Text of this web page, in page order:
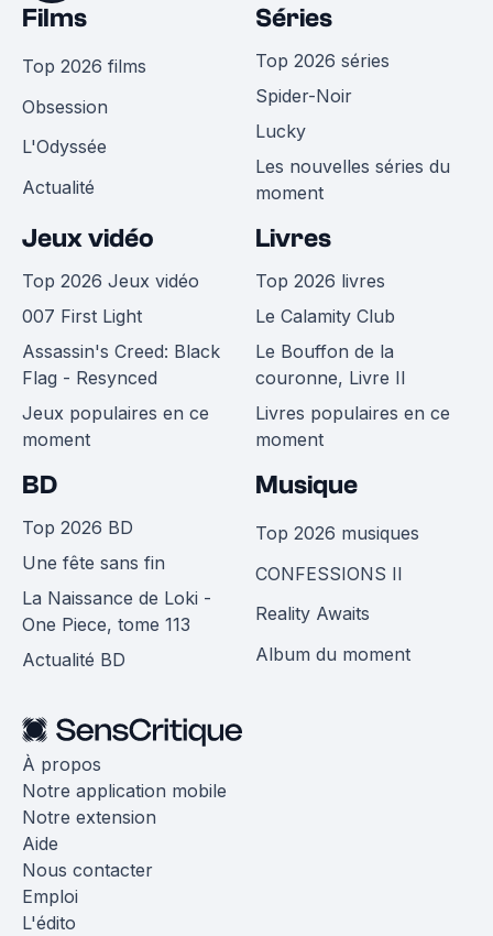
Films
Top 2026 films
Obsession
L'Odyssée
Actualité
Séries
Top 2026 séries
Spider-Noir
Lucky
Les nouvelles séries du
moment
Jeux vidéo
Top 2026 Jeux vidéo
007 First Light
Assassin's Creed: Black
Flag - Resynced
Jeux populaires en ce
moment
Livres
Top 2026 livres
Le Calamity Club
Le Bouffon de la
couronne, Livre II
Livres populaires en ce
moment
BD
Top 2026 BD
Une fête sans fin
La Naissance de Loki -
One Piece, tome 113
Actualité BD
Musique
Top 2026 musiques
CONFESSIONS II
Reality Awaits
Album du moment
À propos
Notre application mobile
Notre extension
Aide
Nous contacter
Emploi
L'édito